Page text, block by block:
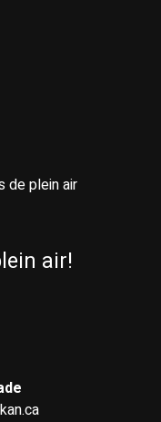
de plein air
air!